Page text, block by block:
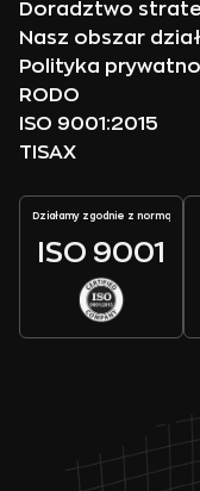
Doradztwo
Nasz obszar
Polityka
RODO
ISO 9001:2015
TISAX
Działamy zgodnie z normą
ISO 9001